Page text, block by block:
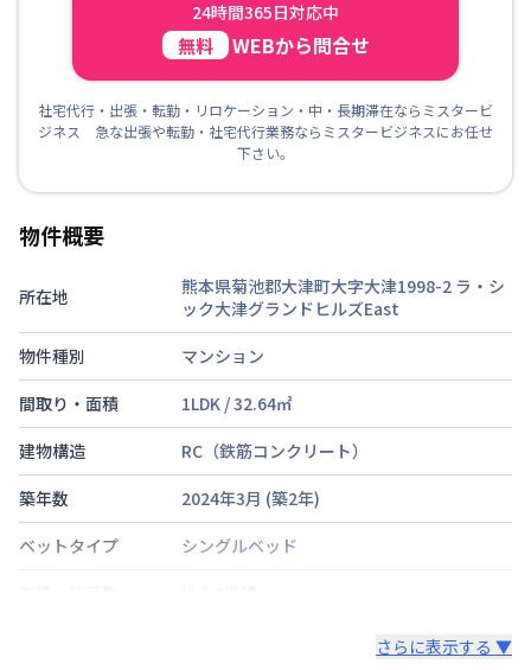
24時間365日対応中
無料 WEBから問合せ
社宅代行・出張・転勤・リロケーション・中・長期滞在ならミスタービ
ジネス 急な出張や転勤・社宅代行業務ならミスタービジネスにお任せ
下さい。
物件概要
所在地 熊本県菊池郡大津町大字大津1998-2 ラ・シ
ック大津グランドヒルズEast
物件種別
マンション
間取り・面積
1LDK /32.64㎡
建物構造
RC（鉄筋コンクリート）
築年数
2024年3月 (築2年)
ベットタイプ
シングルベッド
さらに表示する ▼